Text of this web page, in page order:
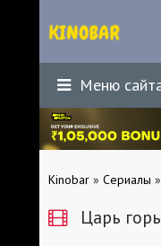
Меню
Kinobar » Сериалы
Царь